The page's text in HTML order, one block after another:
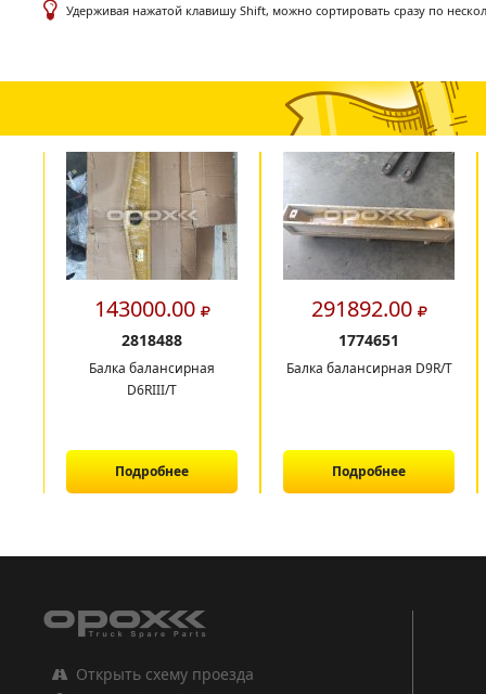
Удерживая нажатой клавишу Shift, можно сортировать сразу по
143000.00
2818488
Балка балансирная
D6RIII/T
Подробнее
291892.00
1774651
Балка балансирная D9R/T
Подробнее
Открыть схему проезда